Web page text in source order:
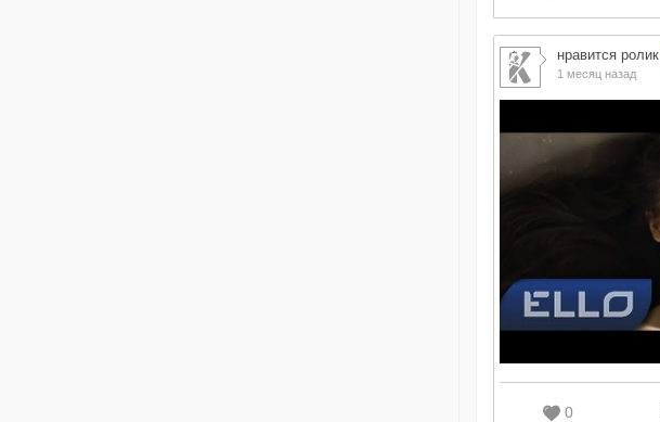
нравится ролик
1 месяц назад
0